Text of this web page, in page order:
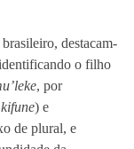
destacam-
o filho
, por
kifune) e
de plural, e